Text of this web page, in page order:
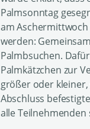
Palmsonntag
am
werden:
Palmbsuchen.
Palmkätzchen zur
größer oder
Abschluss
alle